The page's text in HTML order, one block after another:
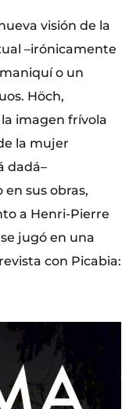
visión de la
–irónicamente
o un
Höch,
imagen frívola
la mujer
dadá–
sus obras,
a Henri-Pierre
jugó en una
con Picabia: